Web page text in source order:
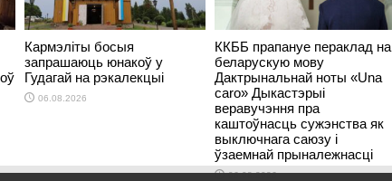
Кармэліты босыя
запрашаюць юнакоў у
Гудагай на рэкалекцыі
06.08.2026
ККББ прапануе пераклад на
беларускую мову
Дактрынальнай ноты «Una
caro» Дыкастэрыі
веравучэння пра
каштоўнасць сужэнства як
выключнага саюзу і
ўзаемнай прыналежнасці
06.08.2026